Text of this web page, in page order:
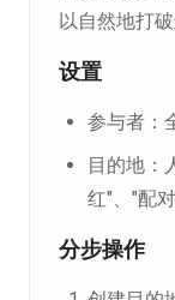
以自然地打破
设置
参与者：
目的地：
红"、"配
分步操作